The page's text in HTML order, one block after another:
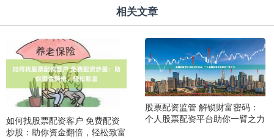
相关文章
如何找股票配资客户 免费配资
炒股：助你资金翻倍，轻松致富
股票配资监管 解锁财富密码：
个人股票配资平台助你一臂之力